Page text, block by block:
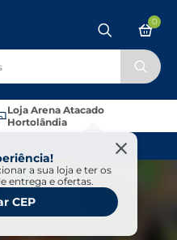
Loja Arena Atacado
Hortolândia
a sua loja e ter os
entrega e ofertas.
CEP
0